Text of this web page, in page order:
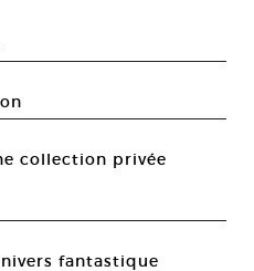
collection privée
fantastique